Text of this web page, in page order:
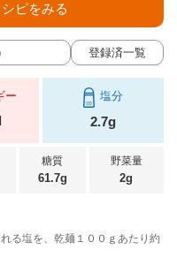
登録済一覧
ピをみる
ー 塩分
2.7g
糖質
61.7g
野菜量
2g
る塩を、乾麺１００ｇあたり約